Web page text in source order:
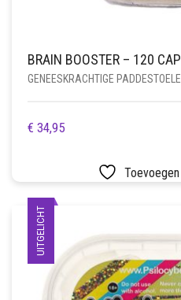
BRAIN BOOSTER – 120
GENEESKRACHTIGE
€ 34,95
UITGELICHT